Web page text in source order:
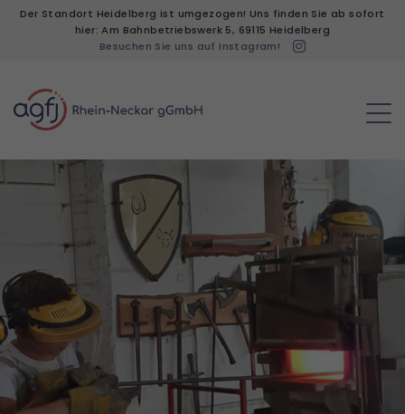
Der Standort Heidelberg ist umgezogen! Uns finden Sie ab sofort
hier: Am Bahnbetriebswerk 5, 69115 Heidelberg
Besuchen Sie uns auf Instagram!